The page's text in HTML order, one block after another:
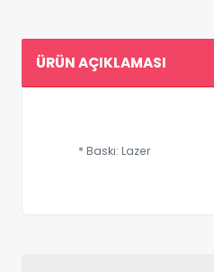
ÜRÜN AÇIKLAMASI
* Baskı: Lazer